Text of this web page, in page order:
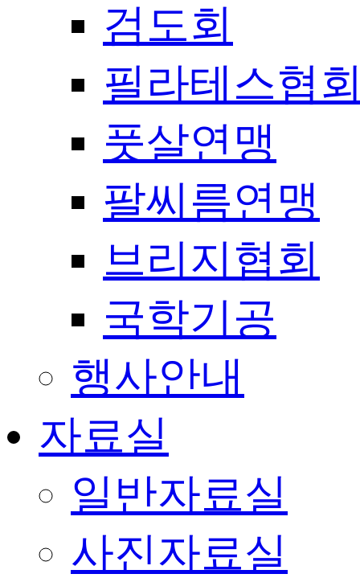
검도회
필라테스협
풋살연맹
팔씨름연맹
브리지협회
국학기공
행사안내
자료실
일반자료실
사진자료실